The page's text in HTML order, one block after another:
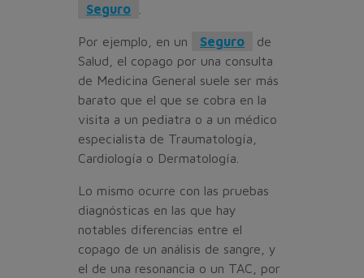
Seguro
Por ejemplo, en un Seguro
de
Salud, el copago por una consulta
de Medicina General suele ser más
barato que el que se cobra en la
visita a un pediatra o a un médico
especialista de Traumatología,
Cardiología o Dermatología.
Lo mismo ocurre con las pruebas
diagnósticas en las que hay
notables diferencias entre el
copago de un análisis de sangre, y
el de una resonancia o un TAC, por